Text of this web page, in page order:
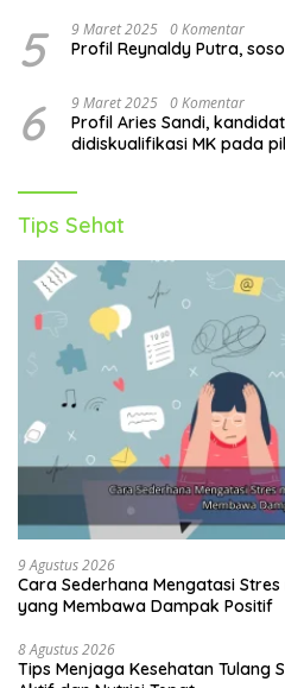
5 9 Maret 2025 0 Komentar
Profil Reynaldy Putra,
6 9 Maret 2025 0 Komentar
Profil Aries Sandi,
didiskualifikasi MK pada
Tips Sehat
9 Agustus 2026
Cara Sederhana Mengatasi
yang Membawa Dampak Positif
8 Agustus 2026
Tips Menjaga Kesehatan Tulang